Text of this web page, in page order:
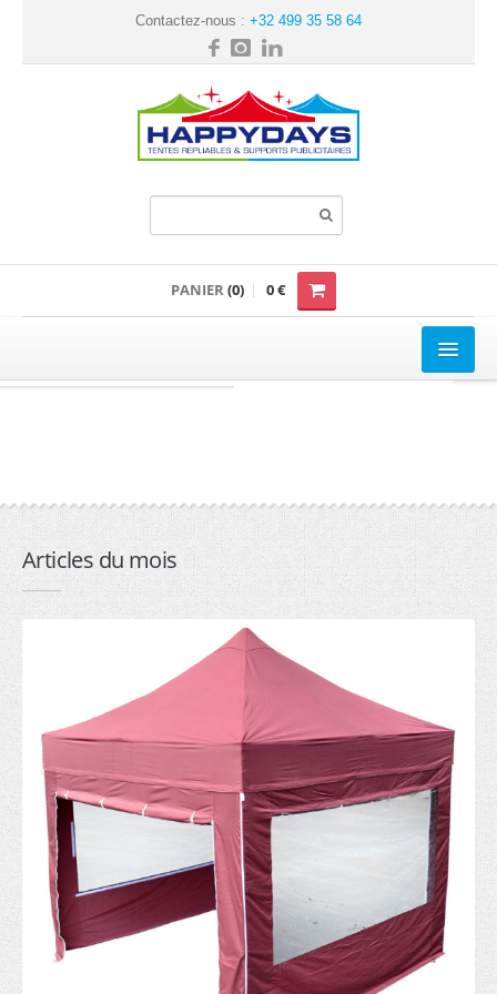
Contactez-nous : +32 499 35 58 64
PANIER(0) 0 €
TENTE REPLIABLE
3mx3m (6)
4.5mx3m (7)
Professionnelle
1.5mx1.5m (6)
2mx2m (7)
3mx2m (8)
3mx3m (7)
4.5mx3m (8)
6mx3m (6)
Articles du mois